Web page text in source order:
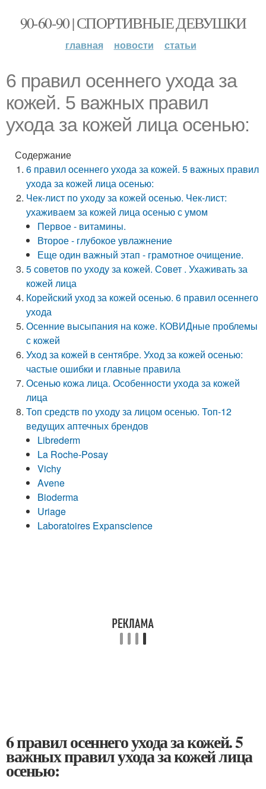
90-60-90 | СПОРТИВНЫЕ ДЕВУШКИ
главная новости статьи
6 правил осеннего ухода за
кожей. 5 важных правил
ухода за кожей лица осенью:
Содержание
6 правил осеннего ухода за кожей. 5 важных правил
ухода за кожей лица осенью:
Чек-лист по уходу за кожей осенью. Чек-лист:
ухаживаем за кожей лица осенью с умом
Первое - витамины.
Второе - глубокое увлажнение
Еще один важный этап - грамотное очищение.
5 советов по уходу за кожей. Совет . Ухаживать за
кожей лица
Корейский уход за кожей осенью. 6 правил осеннего
ухода
Осенние высыпания на коже. КОВИДные проблемы
с кожей
Уход за кожей в сентябре. Уход за кожей осенью:
частые ошибки и главные правила
Осенью кожа лица. Особенности ухода за кожей
лица
Топ средств по уходу за лицом осенью. Топ-12
ведущих аптечных брендов
Librederm
La Roche-Posay
Vichy
Avene
Bioderma
Uriage
Laboratoires Expanscience
6 правил осеннего ухода за кожей. 5
важных правил ухода за кожей лица
осенью: